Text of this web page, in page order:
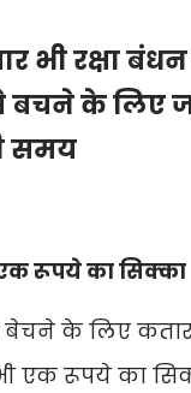
भी रक्षा बंधन
बचने के लिए
समय
रूपये का सिक्का
बेचने के लिए कतार
एक रूपये का